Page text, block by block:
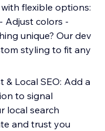
flexible options:
Adjust colors -
unique? Our dev
styling to fit any
& Local SEO: Add a
to signal
local search
and trust you